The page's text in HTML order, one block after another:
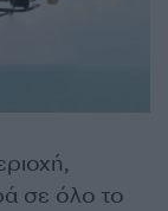
σε όλο το